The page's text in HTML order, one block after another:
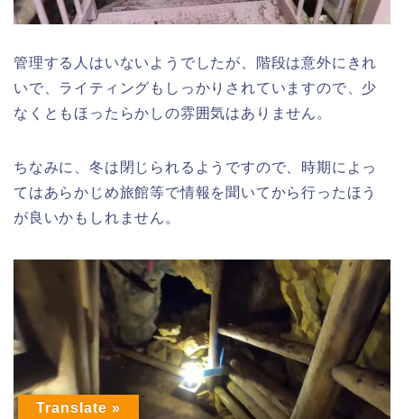
管理する人はいないようでしたが、階段は意外にきれ
いで、ライティングもしっかりされていますので、少
なくともほったらかしの雰囲気はありません。
ちなみに、冬は閉じられるようですので、時期によっ
てはあらかじめ旅館等で情報を聞いてから行ったほう
が良いかもしれません。
Translate »